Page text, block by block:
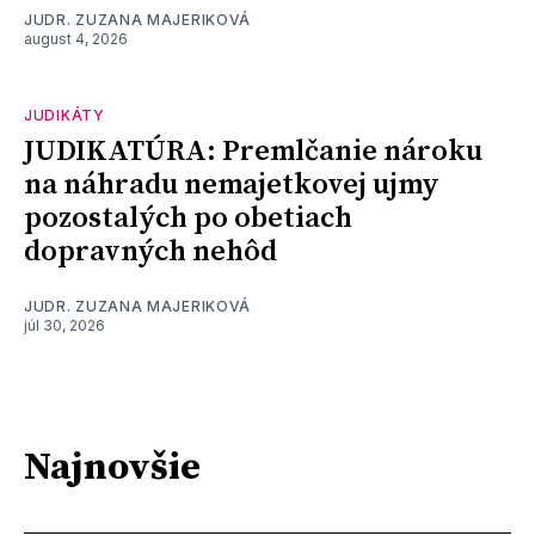
JUDR. ZUZANA MAJERIKOVÁ
august 4, 2026
JUDIKÁTY
JUDIKATÚRA: Premlčanie nároku
na náhradu nemajetkovej ujmy
pozostalých po obetiach
dopravných nehôd
JUDR. ZUZANA MAJERIKOVÁ
júl 30, 2026
Najnovšie